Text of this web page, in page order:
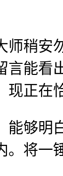
稍安
能看
正在
够明
将一